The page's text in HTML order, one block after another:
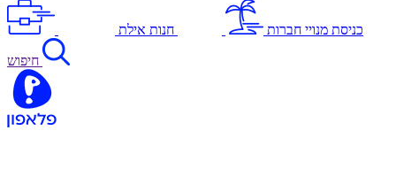
כניסת מנויי חברות חנות אילת
חיפוש